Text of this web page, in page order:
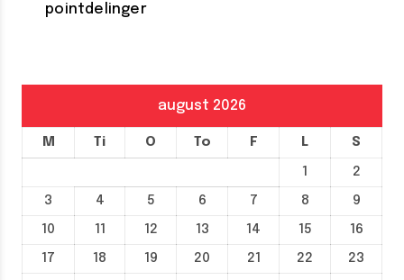
pointdelinger
august 2026
M Ti O To F L S
1
2
3
4 5 6 7 8
9
10
11 12 13 14 15
16
17
18 19 20 21 22
23